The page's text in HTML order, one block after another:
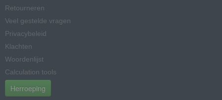
Retourneren
Veel gestelde vragen
Privacybeleid
Klachten
Woordenlijst
Calculation tools
Herroeping